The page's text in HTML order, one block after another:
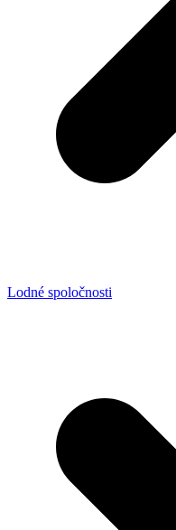
Lodné spoločnosti